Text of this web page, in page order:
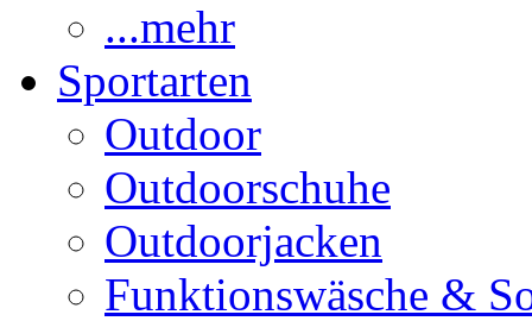
...mehr
Sportarten
Outdoor
Outdoorschuhe
Outdoorjacken
Funktionswäsche &